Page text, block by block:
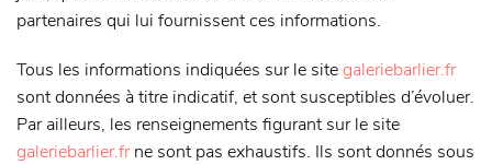
partenaires qui lui fournissent ces informations.
Tous les informations indiquées sur le sitegaleriebarlier.fr
sont données à titre indicatif, et sont susceptibles d’évoluer.
Par ailleurs, les renseignements figurant sur le site
galeriebarlier.frne sont pas exhaustifs. Ils sont donnés sous